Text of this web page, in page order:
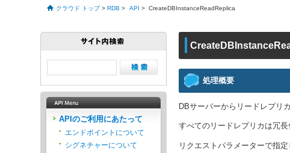
クラウド トップ > RDB > API > CreateDBInstanceReadReplica
処理概要
DBサーバーからリードレプリ
すべてのリードレプリカは冗
リクエストパラメーターで指
APIのご利用にあたって
エンドポイントについて
シグネチャーについて